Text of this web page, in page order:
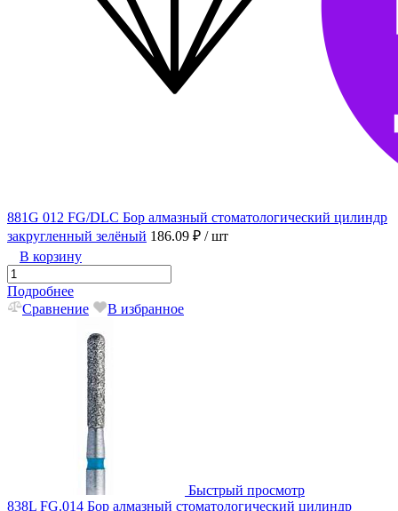
881G 012 FG/DLC Бор алмазный стоматологический цилиндр
закругленный зелёный 186.09 ₽ / шт
В корзину
Подробнее
Сравнение
В избранное
Быстрый просмотр
838L FG.014 Бор алмазный стоматологический цилиндр